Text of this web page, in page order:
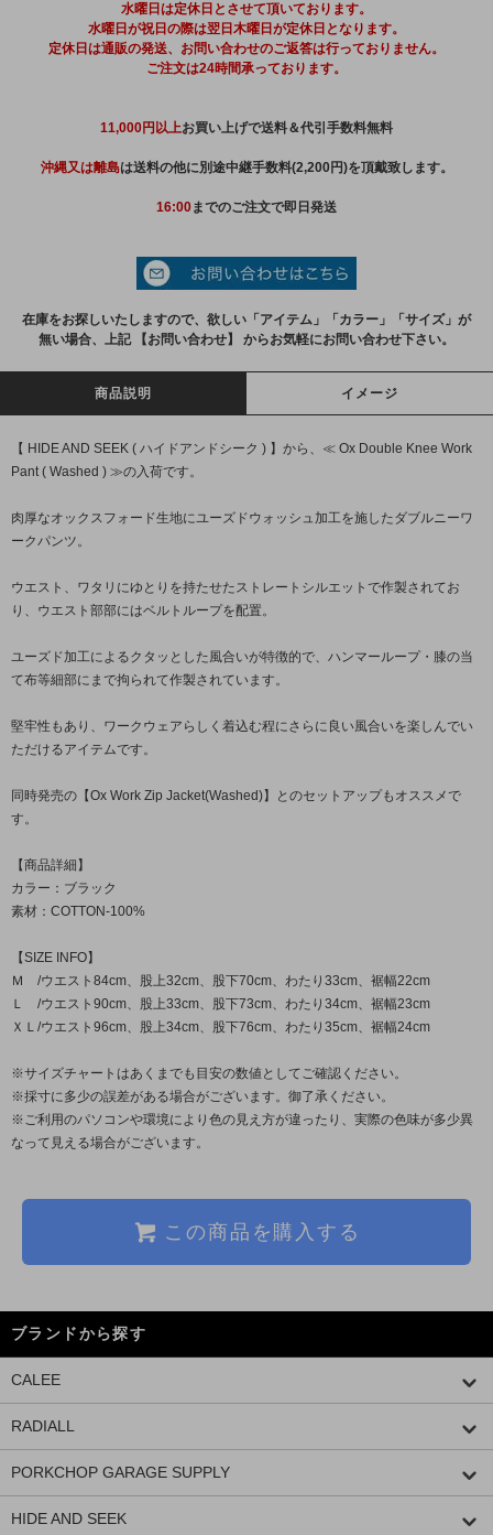
水曜日は定休日とさせて頂いております。
水曜日が祝日の際は翌日木曜日が定休日となります。
定休日は通販の発送、お問い合わせのご返答は行っておりません。
ご注文は24時間承っております。
11,000円以上お買い上げで送料＆代引手数料無料
沖縄又は離島は送料の他に別途中継手数料(2,200円)を頂戴致します。
16:00までのご注文で即日発送
在庫をお探しいたしますので、欲しい「アイテム」「カラー」「サイズ」が
無い場合、上記 【お問い合わせ】 からお気軽にお問い合わせ下さい。
商品説明 イメージ
【 HIDE AND SEEK ( ハイドアンドシーク ) 】から、≪ Ox Double Knee Work
Pant ( Washed ) ≫の入荷です。
肉厚なオックスフォード生地にユーズドウォッシュ加工を施したダブルニーワ
ークパンツ。
ウエスト、ワタリにゆとりを持たせたストレートシルエットで作製されてお
り、ウエスト部部にはベルトループを配置。
ユーズド加工によるクタッとした風合いが特徴的で、ハンマーループ・膝の当
て布等細部にまで拘られて作製されています。
堅牢性もあり、ワークウェアらしく着込む程にさらに良い風合いを楽しんでい
ただけるアイテムです。
同時発売の【Ox Work Zip Jacket(Washed)】とのセットアップもオススメで
す。
【商品詳細】
カラー：ブラック
素材：COTTON-100%
【SIZE INFO】
Ｍ /ウエスト84cm、股上32cm、股下70cm、わたり33cm、裾幅22cm
Ｌ /ウエスト90cm、股上33cm、股下73cm、わたり34cm、裾幅23cm
ＸＬ/ウエスト96cm、股上34cm、股下76cm、わたり35cm、裾幅24cm
※サイズチャートはあくまでも目安の数値としてご確認ください。
※採寸に多少の誤差がある場合がございます。御了承ください。
※ご利用のパソコンや環境により色の見え方が違ったり、実際の色味が多少異
なって見える場合がございます。
この商品を購入する
ブランドから探す
CALEE
RADIALL
PORKCHOP GARAGE SUPPLY
HIDE AND SEEK